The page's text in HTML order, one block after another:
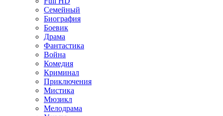
Семейный
Биография
Боевик
Драма
Фантастика
Война
Комедия
Криминал
Приключения
Мистика
Мюзикл
Мелодрама